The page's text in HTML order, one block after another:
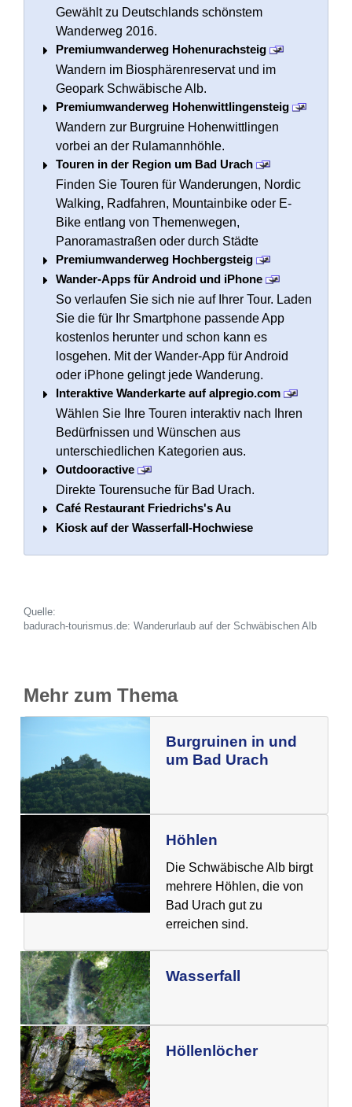
Gewählt zu Deutschlands schönstem
Wanderweg 2016.
Premiumwanderweg Hohenurachsteig
Wandern im Biosphärenreservat und im
Geopark Schwäbische Alb.
Premiumwanderweg Hohenwittlingensteig
Wandern zur Burgruine Hohenwittlingen
vorbei an der Rulamannhöhle.
Touren in der Region um Bad Urach
Finden Sie Touren für Wanderungen, Nordic
Walking, Radfahren, Mountainbike oder E-
Bike entlang von Themenwegen,
Panoramastraßen oder durch Städte
Premiumwanderweg Hochbergsteig
Wander-Apps für Android und iPhone
So verlaufen Sie sich nie auf Ihrer Tour. Laden
Sie die für Ihr Smartphone passende App
kostenlos herunter und schon kann es
losgehen. Mit der Wander-App für Android
oder iPhone gelingt jede Wanderung.
Interaktive Wanderkarte auf alpregio.com
Wählen Sie Ihre Touren interaktiv nach Ihren
Bedürfnissen und Wünschen aus
unterschiedlichen Kategorien aus.
Outdooractive
Direkte Tourensuche für Bad Urach.
Café Restaurant Friedrichs's Au
Kiosk auf der Wasserfall-Hochwiese
Quelle:
badurach-tourismus.de: Wanderurlaub auf der Schwäbischen Alb
Mehr zum Thema
Burgruinen in und
um Bad Urach
Höhlen
Die Schwäbische Alb birgt
mehrere Höhlen, die von
Bad Urach gut zu
erreichen sind.
Wasserfall
Höllenlöcher